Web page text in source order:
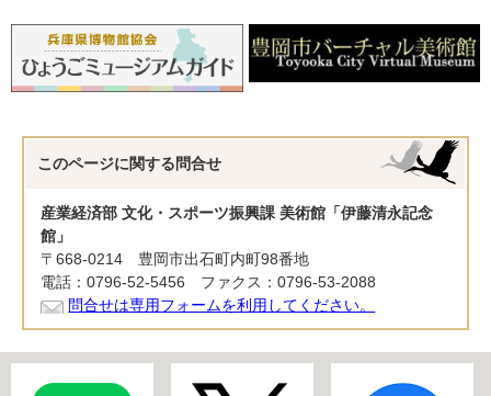
このページに関する 問合せ
産業経済部 文化・スポーツ振興課 美術館「伊藤清永記念
館」
〒668-0214 豊岡市出石町内町98番地
電話：0796-52-5456 ファクス：0796-53-2088
問合せは専用フォームを利用してください。